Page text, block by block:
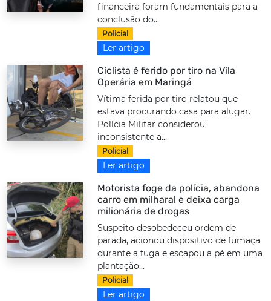
financeira foram fundamentais para a
conclusão do...
Policial
Ler artigo
Ciclista é ferido por tiro na Vila
Operária em Maringá
Vítima ferida por tiro relatou que
estava procurando casa para alugar.
Polícia Militar considerou
inconsistente a...
Policial
Ler artigo
Motorista foge da polícia, abandona
carro em milharal e deixa carga
milionária de drogas
Suspeito desobedeceu ordem de
parada, acionou dispositivo de fumaça
durante a fuga e escapou a pé em uma
plantação...
Policial
Ler artigo